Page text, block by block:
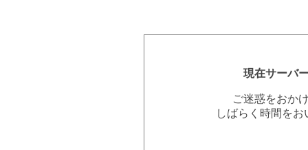
現在サーバ
ご迷惑をおか
しばらく時間を